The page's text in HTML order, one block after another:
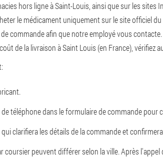
hors ligne à Saint-Louis, ainsi que sur les sites
le médicament uniquement sur le site officiel
commande afin que notre employé vous
de la livraison à Saint Louis (en France), vérifiez
téléphone dans le formulaire de commande pour
clarifiera les détails de la commande et
coursier peuvent différer selon la ville. Après